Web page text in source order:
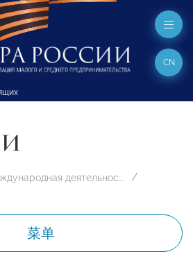
CN
Международная деятельность
菜单